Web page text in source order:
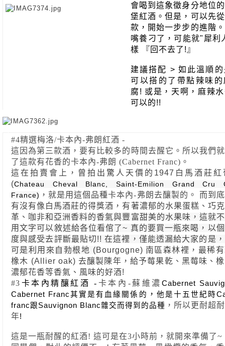
會喝到這象徵身分地位
堡紅酒。但是，可以先
款，開始一步步的進階
嘴養刁了，可能就"犀利
樣 『回不去了!』
建議搭配 > 如此溫順
可以搭的了帶點辣味的
腐! 或是，天啊，麻辣
可以的!!
#4精選梅洛/卡本內-弗朗紅酒 -
這因為第三款酒，要有比較多的時間去醒它。所以我們
了這款有花香的卡本內-弗朗 (Cabernet Franc)。
這在拍賣會上，曾拍出驚人天價的1947白馬酒莊紅
(Chateau Cheval Blanc, Saint-Emilion Grand Cru
France) ，就是用這個品種卡本內-弗朗去釀製的。
而到
有沒有像白馬酒莊的得獎酒，有著濃郁的水果蛋糕、巧
革、咖非和亞洲香料的香氣與豐富甜美的水果味，這就
用文字可以敘述給各位看倌了~ 真的要買一瓶來喝，以
度與感受去評斷最貼切!! 在這裡，僅能透漏給大家的是
可是利用來自勃根地 (Bourgogne) 南區森林裡，最稀
橡木 (Allier oak) 去釀製陳年，給予莓果乾、黑莓味、
濃郁花香等香氣、風味的好酒!
#3 卡本內精釀紅酒 - 卡本內-蘇維濃 Cabernet
Cabernet Franc其實是有血緣關係的 ， 他是十五世紀時
franc跟Sauvignon Blanc雜交而得到的品種 ，所以更耐超
年!
這是一瓶耐醒的紅酒! 這可是在3小時前，就開來準備了~